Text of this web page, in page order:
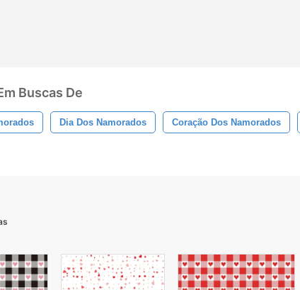
Buscas De
Dia Dos Namorados Coração Dos Namorados